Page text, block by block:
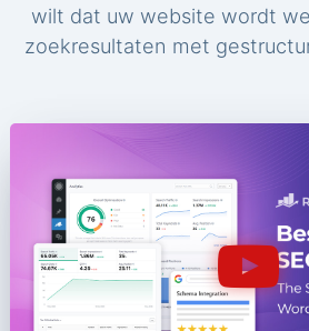
wilt dat uw website wordt
zoekresultaten met